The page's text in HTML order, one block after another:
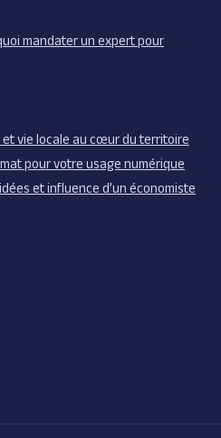
mandater un expert pour
et vie locale au cœur du territoire
pour votre usage numérique
et influence d’un économiste